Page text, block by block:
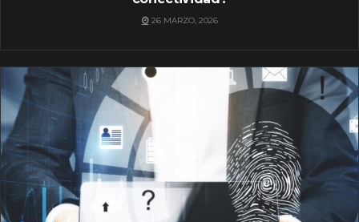
26 MARZO, 2026